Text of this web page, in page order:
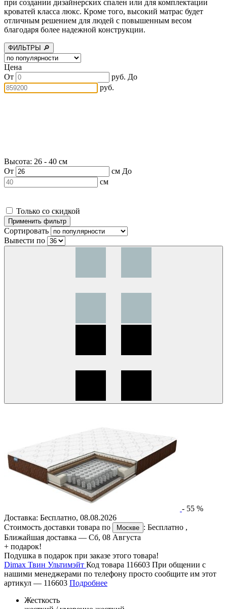
при создании дизайнерских спален или для комплектации
кроватей класса люкс. Кроме того, высокий матрас будет
отличным решением для людей с повышенным весом
благодаря более надежной конструкции.
ФИЛЬТРЫ 🔎
Цена
От
руб. До
руб.
Высота: 26 - 40 см
От
см До
см
Только со скидкой
Сортировать
Вывести по
- 55 %
Доставка: Бесплатно, 08.08.2026
Стоимость доставки товара по
Москве : Бесплатно ,
Ближайшая доставка — Сб, 08 Августа
+ подарок!
Подушка в подарок при заказе этого товара!
Dimax Твин Ультимэйт Код товара 116603 При общении с
нашими менеджерами по телефону просто сообщите им этот
артикул — 116603 Подробнее
Жесткость